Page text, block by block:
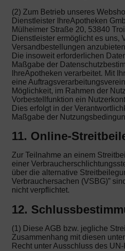
(2) Zum Betrieb unseres
Dienstleister IhreApotheken
Mülheimer Straße 20, 53840
Dienstleister ermöglicht es uns,
Versandbestellungen
Die insoweit erforderlichen
Maßgabe der
IhreApotheken verarbeitet. Mit
eine
Möglichkeit, im Rahmen der
Vorbestellfunktion ein
Dies erfolgt in der
Maßgabe der
11. Online-
Zur Teilnahme an einem
einer
über die alternative
Verbrauchersachen (VSBG)”
nicht verpflichtet.
12.
(1) Diese AGB bzw. jegliche
Zusammenhang mit diesen
Recht unter Ausschluss des